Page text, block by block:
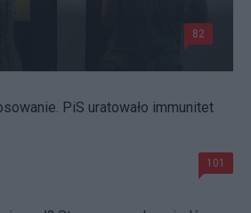
82
PiS uratowało immunitet
101